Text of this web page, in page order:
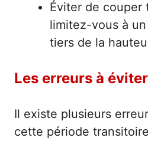
Éviter de couper
limitez-vous à un
tiers de la
Les erreurs à
Il existe plusieurs
cette période